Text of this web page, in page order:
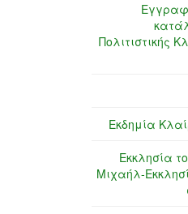
Πολιτιστικής
Εκδημία
Εκκλησία
Μιχαήλ-